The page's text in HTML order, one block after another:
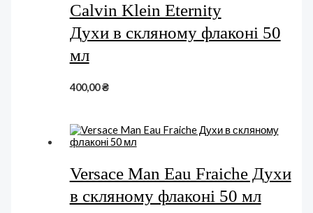
Calvin Klein Eternity
Духи в скляному флаконі 50
мл
400,00₴
Versace Man Eau Fraiche Духи
в скляному флаконі 50 мл